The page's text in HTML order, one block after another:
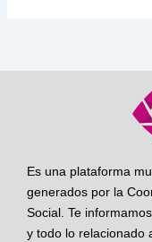
Es una plataforma
generados por la
Social. Te
y todo lo relacionado